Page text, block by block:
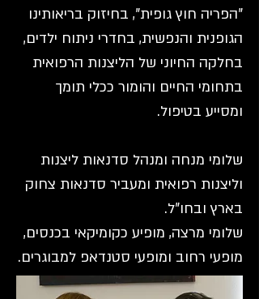
"הפריה חוץ גופית", בחיזוק בריאותינו
הגופנית והנפשית, בחדרי ניתוח ילדים,
בחלקה החיוני של הליצנות הרפואית
בתחומי החיים והומור ככלי תומך
ומסייע בטיפול.
שלומי מנחה ומנהל סדנאות ליצנות
וליצנות רפואית ומעביר סדנאות צחוק
בארץ ובחו"ל.
שלומי מרצה, מופיע כקומיקאי בכנסים,
מופעי רחוב ומופעי סטנדאפ למבוגרים.